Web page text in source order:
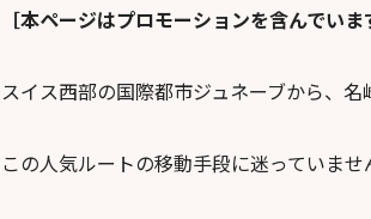
［本ページはプロモーションを含んでいま
スイス西部の国際都市ジュネーブから、
この人気ルートの移動手段に迷っていませ